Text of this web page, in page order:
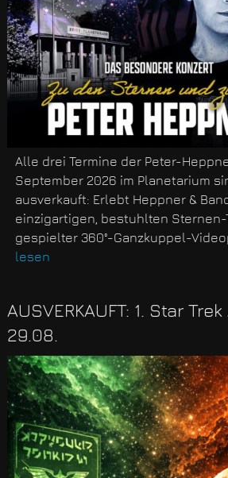
Alle drei Termine der Peter-
September 2026 im Planetarium
ausverkauft: Erlebt Heppner &
einzigartigen, bestuhlten
gespielter 360°-Ganzkuppel-
lesen
AUSVERKAUFT: 1. Star
29.08.